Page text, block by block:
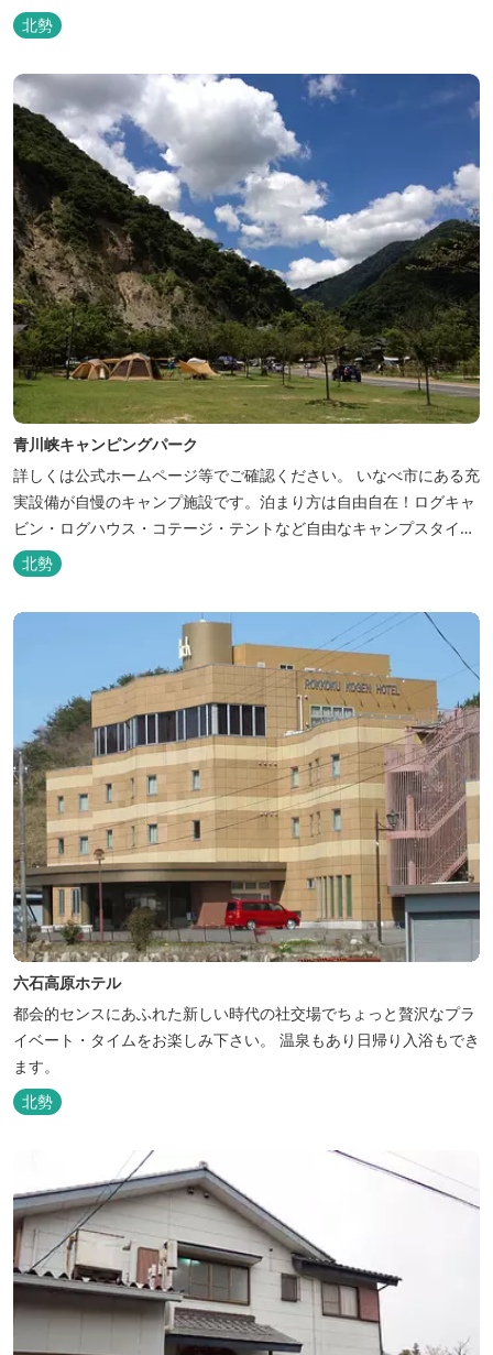
北勢
青川峡キャンピングパーク
詳しくは公式ホームページ等でご確認ください。 いなべ市にある充
実設備が自慢のキャンプ施設です。泊まり方は自由自在！ログキャ
ビン・ログハウス・コテージ・テントなど自由なキャンプスタイル
が楽しめます。屋根付きの炭火焼ハウスがありますので、雨や風の
日も快適にバーベキューをお楽しみいただけます。日帰り利用、団
体利用可能。 青少年向けの屋外キャンプ施設、かもしかキャンプフ
北勢
六石高原ホテル
都会的センスにあふれた新しい時代の社交場でちょっと贅沢なプラ
イベート・タイムをお楽しみ下さい。 温泉もあり日帰り入浴もでき
ます。
北勢